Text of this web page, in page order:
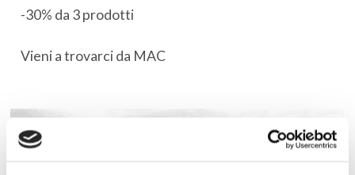
-30% da 3 prodotti
Vieni a trovarci da MAC